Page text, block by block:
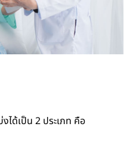
ได้เป็น 2 ประเภท คือ